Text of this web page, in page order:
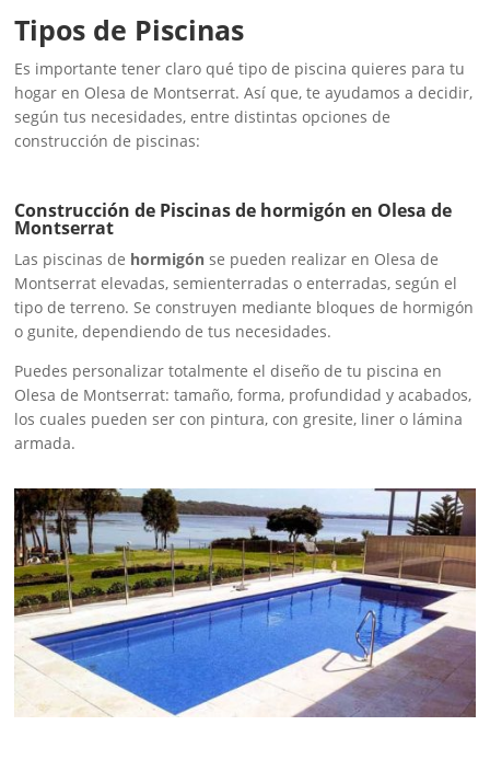
Tipos de Piscinas
Es importante tener claro qué tipo de piscina quieres para tu
hogar en Olesa de Montserrat. Así que, te ayudamos a decidir,
según tus necesidades, entre distintas opciones de
construcción de piscinas:
Construcción de Piscinas de hormigón en Olesa de
Montserrat
Las piscinas de hormigónse pueden realizar en Olesa de
Montserrat elevadas, semienterradas o enterradas, según el
tipo de terreno. Se construyen mediante bloques de hormigón
o gunite, dependiendo de tus necesidades.
Puedes personalizar totalmente el diseño de tu piscina en
Olesa de Montserrat: tamaño, forma, profundidad y acabados,
los cuales pueden ser con pintura, con gresite, liner o lámina
armada.